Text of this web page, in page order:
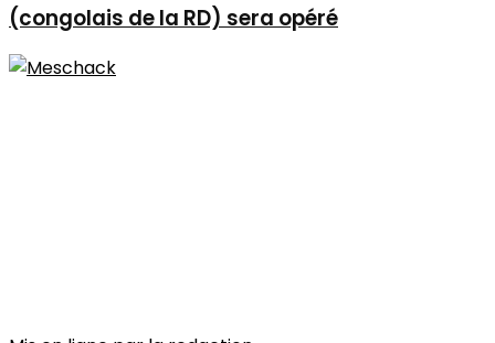
(congolais de la RD) sera opéré